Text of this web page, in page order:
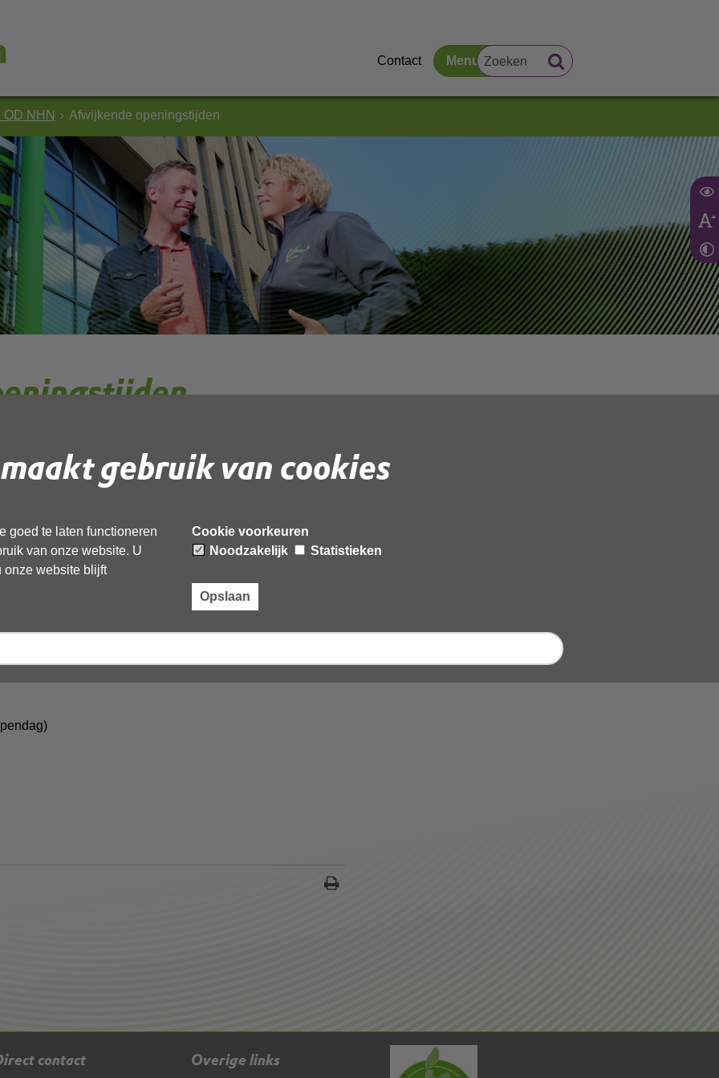
gebruik van cookies
goed te laten functioneren
van onze website. U
onze website blijft
Cookie voorkeuren
Noodzakelijk
Statistieken
Opslaan
Contact Menu
OD NHN Afwijkende openingstijden
en met vrijdag geopend van 08:00 tot 16:30.
Op deze dagen is het kantoor gesloten en
contact Overige links